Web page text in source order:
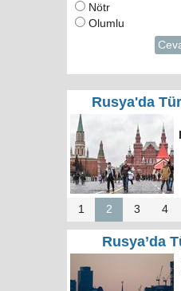
Nötr
Olumlu
Rusya'da
1 2 3 4
Rusya’da